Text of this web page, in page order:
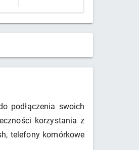
podłączenia swoich
korzystania z
telefony komórkowe